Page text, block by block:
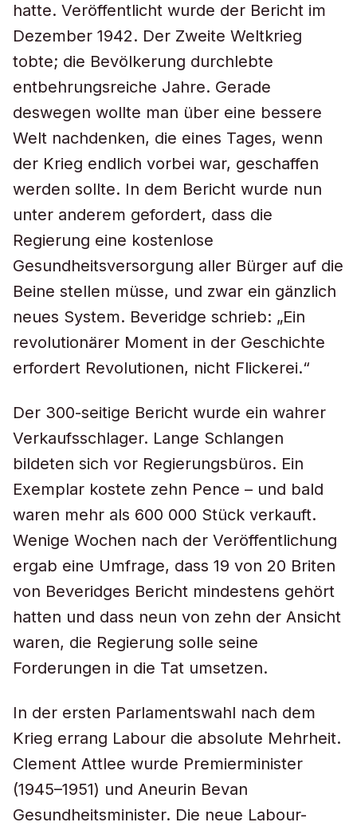
hatte. Veröffentlicht wurde der Bericht im
Dezember 1942. Der Zweite Weltkrieg
tobte; die Bevölkerung durchlebte
entbehrungsreiche Jahre. Gerade
deswegen wollte man über eine bessere
Welt nachdenken, die eines Tages, wenn
der Krieg endlich vorbei war, geschaffen
werden sollte. In dem Bericht wurde nun
unter anderem gefordert, dass die
Regierung eine kostenlose
Gesundheitsversorgung aller Bürger auf die
Beine stellen müsse, und zwar ein gänzlich
neues System. Beveridge schrieb: „Ein
revolutionärer Moment in der Geschichte
erfordert Revolutionen, nicht Flickerei.“
Der 300-seitige Bericht wurde ein wahrer
Verkaufsschlager. Lange Schlangen
bildeten sich vor Regierungsbüros. Ein
Exemplar kostete zehn Pence – und bald
waren mehr als 600 000 Stück verkauft.
Wenige Wochen nach der Veröffentlichung
ergab eine Umfrage, dass 19 von 20 Briten
von Beveridges Bericht mindestens gehört
hatten und dass neun von zehn der Ansicht
waren, die Regierung solle seine
Forderungen in die Tat umsetzen.
In der ersten Parlamentswahl nach dem
Krieg errang Labour die absolute Mehrheit.
Clement Attlee wurde Premierminister
(1945–1951) und Aneurin Bevan
Gesundheitsminister. Die neue Labour-